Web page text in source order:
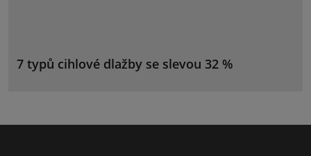
7 typů cihlové dlažby se slevou 32 %